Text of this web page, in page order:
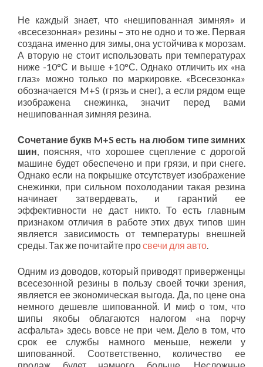
Не каждый знает, что «нешипованная зимняя» и
«всесезонная» резины – это не одно и то же. Первая
создана именно для зимы, она устойчива к морозам.
А вторую не стоит использовать при температурах
ниже -10°С и выше +10°С. Однако отличить их «на
глаз» можно только по маркировке. «Всесезонка»
обозначается M+S (грязь и снег), а если рядом еще
изображена снежинка, значит перед вами
нешипованная зимняя резина.
Сочетание букв M+S есть на любом типе зимних
шин, поясняя, что хорошее сцепление с дорогой
машине будет обеспечено и при грязи, и при снеге.
Однако если на покрышке отсутствует изображение
снежинки, при сильном похолодании такая резина
начинает затвердевать, и гарантий ее
эффективности не даст никто. То есть главным
признаком отличия в работе этих двух типов шин
является зависимость от температуры внешней
среды. Так же почитайте просвечи для авто.
Одним из доводов, который приводят приверженцы
всесезонной резины в пользу своей точки зрения,
является ее экономическая выгода. Да, по цене она
немного дешевле шипованной. И миф о том, что
шипы якобы облагаются налогом «на порчу
асфальта» здесь вовсе не при чем. Дело в том, что
срок ее службы намного меньше, нежели у
шипованной. Соответственно, количество ее